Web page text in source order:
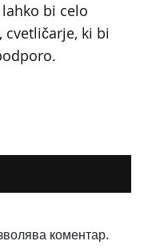
bi celo
cvetličarje, ki bi
коментар.